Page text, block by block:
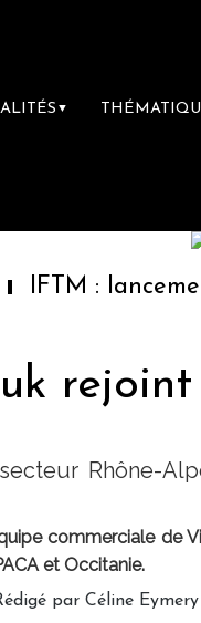
▼
des
Rhône-
commerciale de
et Occitanie.
par Céline Eymery